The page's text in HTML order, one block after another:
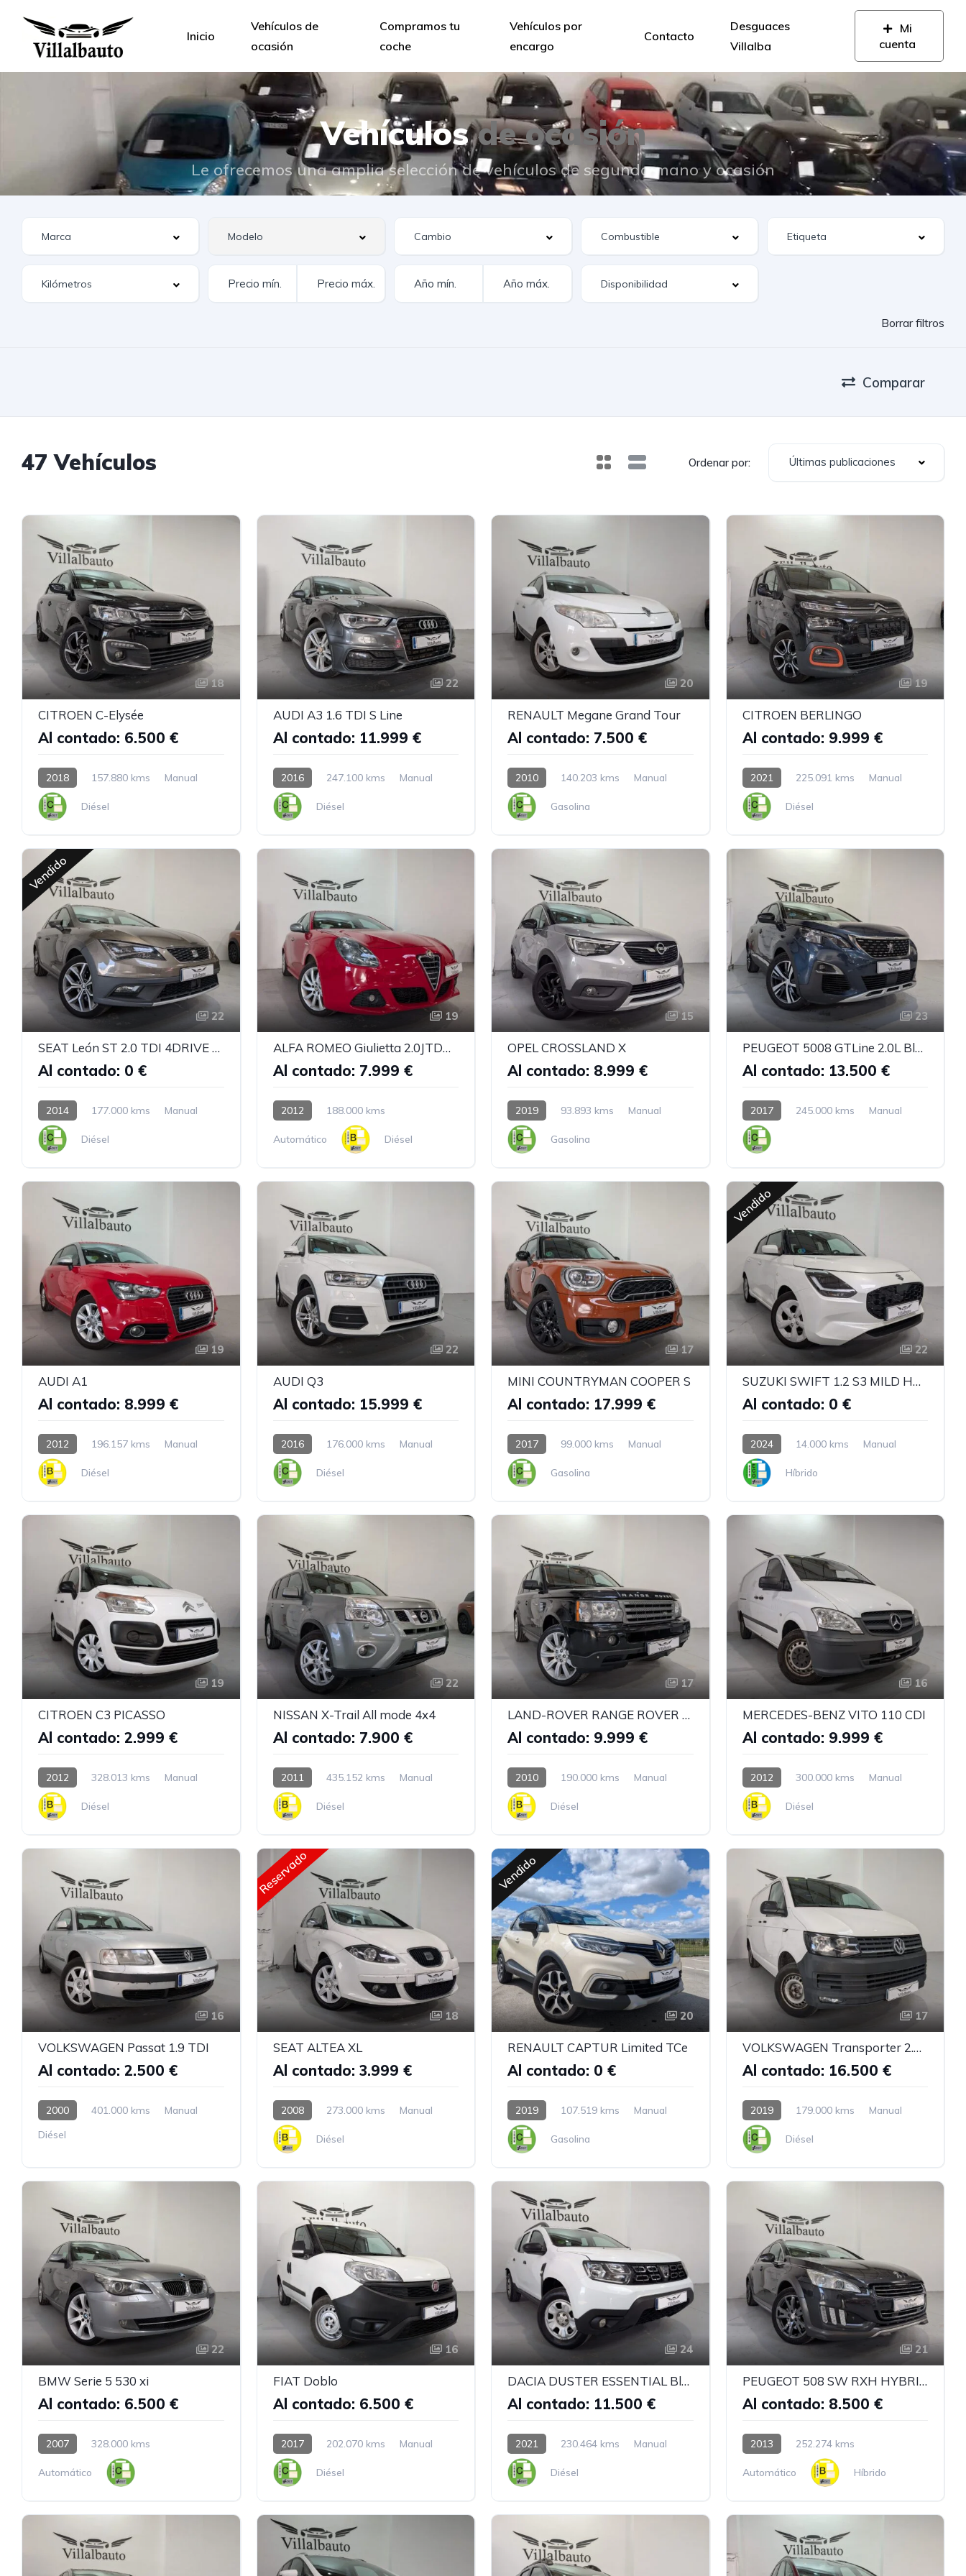
Inicio
Vehículos de
ocasión
Compramos tu
coche
Vehículos por
encargo
Contacto
Desguaces
Villalba
Mi
cuenta
Vehículosde ocasión
Le ofrecemos una amplia selección de vehículos de segunda mano y ocasión
Borrar filtros
Comparar
47 Vehículos Ordenar por: Últimas publicaciones
18
CITROEN C-Elysée
Al contado: 6.500 €
2018 157.880 kms Manual
Diésel
22
AUDI A3 1.6 TDI S Line
Al contado: 11.999 €
2016 247.100 kms Manual
Diésel
20
RENAULT Megane Grand Tour
Al contado: 7.500 €
2010 140.203 kms Manual
Gasolina
19
CITROEN BERLINGO
Al contado: 9.999 €
2021 225.091 kms Manual
Diésel
Vendido
22
SEAT León ST 2.0 TDI 4DRIVE XPERIENCE
Al contado: 0 €
2014 177.000 kms Manual
Diésel
19
ALFA ROMEO Giulietta 2.0JTDm 170 TCT
Al contado: 7.999 €
2012 188.000 kms
Automático Diésel
15
OPEL CROSSLAND X
Al contado: 8.999 €
2019 93.893 kms Manual
Gasolina
23
PEUGEOT 5008 GTLine 2.0L BlueHDi
Al contado: 13.500 €
2017 245.000 kms Manual
19
AUDI A1
Al contado: 8.999 €
2012 196.157 kms Manual
Diésel
22
AUDI Q3
Al contado: 15.999 €
2016 176.000 kms Manual
Diésel
17
MINI COUNTRYMAN COOPER S
Al contado: 17.999 €
2017 99.000 kms Manual
Gasolina
Vendido
22
SUZUKI SWIFT 1.2 S3 MILD HYBRID
Al contado: 0 €
2024 14.000 kms Manual
Híbrido
19
CITROEN C3 PICASSO
Al contado: 2.999 €
2012 328.013 kms Manual
Diésel
22
NISSAN X-Trail All mode 4x4
Al contado: 7.900 €
2011 435.152 kms Manual
Diésel
17
LAND-ROVER RANGE ROVER SPORT 2.7 TD HSE
Al contado: 9.999 €
2010 190.000 kms Manual
Diésel
16
MERCEDES-BENZ VITO 110 CDI
Al contado: 9.999 €
2012 300.000 kms Manual
Diésel
16
VOLKSWAGEN Passat 1.9 TDI
Al contado: 2.500 €
2000 401.000 kms
Manual
Diésel
Reservado
18
SEAT ALTEA XL
Al contado: 3.999 €
2008 273.000 kms Manual
Diésel
Vendido
20
RENAULT CAPTUR Limited TCe
Al contado: 0 €
2019 107.519 kms Manual
Gasolina
17
VOLKSWAGEN Transporter 2.0 TDI FURGÓN
Al contado: 16.500 €
2019 179.000 kms Manual
Diésel
22
BMW Serie 5 530 xi
Al contado: 6.500 €
2007 328.000 kms
Automático
16
FIAT Doblo
Al contado: 6.500 €
2017 202.070 kms Manual
Diésel
24
DACIA DUSTER ESSENTIAL Blue dCi 115Cv 4x4
Al contado: 11.500 €
2021 230.464 kms Manual
Diésel
21
PEUGEOT 508 SW RXH HYBRID
Al contado: 8.500 €
2013 252.274 kms
Automático Híbrido